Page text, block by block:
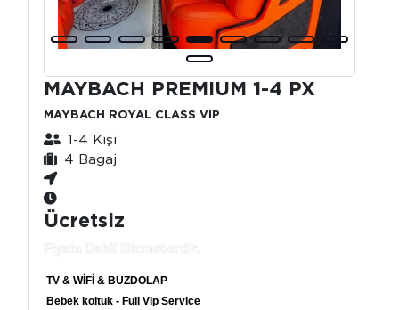
MAYBACH PREMIUM 1-4 PX
MAYBACH ROYAL CLASS VIP
1-4 Kişi
4 Bagaj
Ücretsiz
Fiyata Dahil Hizmetlerdir.
TV & WİFİ & BUZDOLAP
Bebek koltuk - Full Vip Service